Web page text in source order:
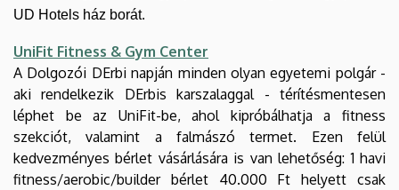
UD Hotels ház borát.
UniFit Fitness & Gym Center
A Dolgozói DErbi napján minden olyan egyetemi polgár -
aki rendelkezik DErbis karszalaggal - térítésmentesen
léphet be az UniFit-be, ahol kipróbálhatja a fitness
szekciót, valamint a falmászó termet. Ezen felül
kedvezményes bérlet vásárlására is van lehetőség: 1 havi
fitness/aerobic/builder bérlet 40.000 Ft helyett csak